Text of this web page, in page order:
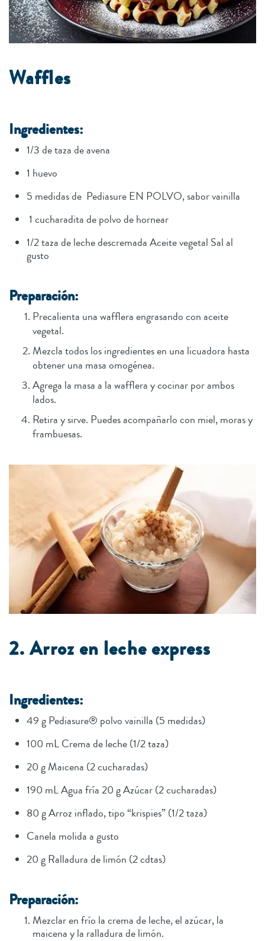
Waffles
Ingredientes:
1/3 de taza de avena
1 huevo
5 medidas de Pediasure EN POLVO, sabor vainilla
1 cucharadita de polvo de hornear
1/2 taza de leche descremada Aceite vegetal Sal al
gusto
Preparación:
Precalienta una wafflera engrasando con aceite
vegetal.
Mezcla todos los ingredientes en una licuadora hasta
obtener una masa omogénea.
Agrega la masa a la wafflera y cocinar por ambos
lados.
Retira y sirve. Puedes acompañarlo con miel, moras y
frambuesas.
2. Arroz en leche express
Ingredientes:
49 g Pediasure® polvo vainilla (5 medidas)
100 mL Crema de leche (1/2 taza)
20 g Maicena (2 cucharadas)
190 mL Agua fría 20 g Azúcar (2 cucharadas)
80 g Arroz inflado, tipo “krispies” (1/2 taza)
Canela molida a gusto
20 g Ralladura de limón (2 cdtas)
Preparación:
Mezclar en frío la crema de leche, el azúcar, la
maicena y la ralladura de limón.